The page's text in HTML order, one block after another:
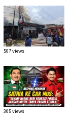
507 views
305 views